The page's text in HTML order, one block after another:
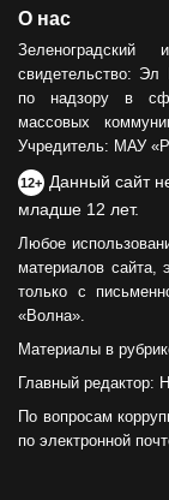
О нас
свидетельство:
по надзору в
массовых
Учредитель: МАУ
12+ Данный сайт
младше 12 лет.
Любое
материалов сайта,
только с
«Волна».
Материалы в
Главный редактор:
По вопросам
по электронной